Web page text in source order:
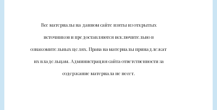
Все материалы на данном сайте взяты из открытых
источников и предоставляются исключительно в
ознакомительных целях. Права на материалы принадлежат
их владельцам. Администрация сайта ответственности за
содержание материала не несет.